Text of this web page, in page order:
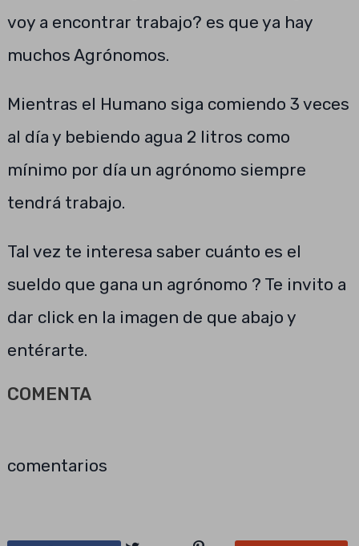
voy a encontrar trabajo? es que ya hay
muchos Agrónomos.
Mientras el Humano siga comiendo 3 veces
al día y bebiendo agua 2 litros como
mínimo por día un agrónomo siempre
tendrá trabajo.
Tal vez te interesa saber cuánto es el
sueldo que gana un agrónomo ? Te invito a
dar click en la imagen de que abajo y
entérarte.
COMENTA
comentarios